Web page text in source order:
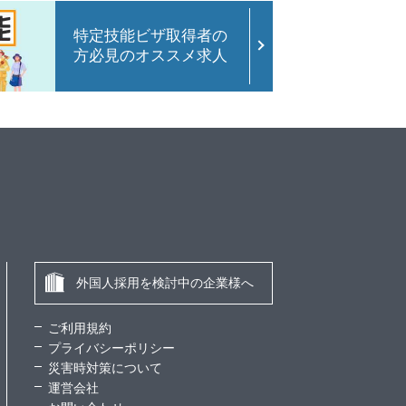
特定技能ビザ取得者の
方必見のオススメ求人
外国人採用を検討中の企業様へ
ご利用規約
プライバシーポリシー
災害時対策について
運営会社